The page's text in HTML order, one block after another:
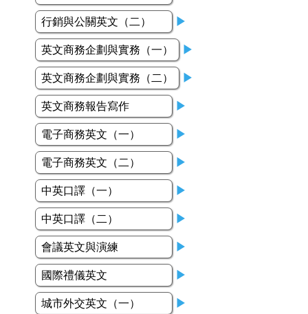
行銷與公關英文（二） ▶
英文商務企劃與實務（一） ▶
英文商務企劃與實務（二） ▶
英文商務報告寫作 ▶
電子商務英文（一） ▶
電子商務英文（二） ▶
中英口譯（一） ▶
中英口譯（二） ▶
會議英文與演練 ▶
國際禮儀英文 ▶
城市外交英文（一） ▶